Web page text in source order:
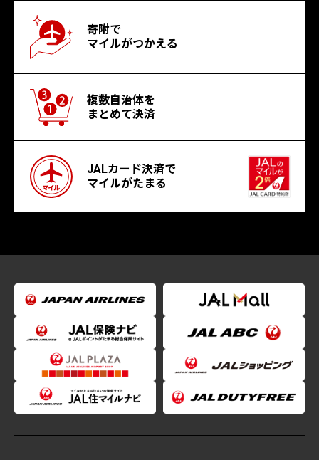
寄附で
マイルがつかえる
複数自治体を
まとめて決済
JALカード決済で
マイルがたまる